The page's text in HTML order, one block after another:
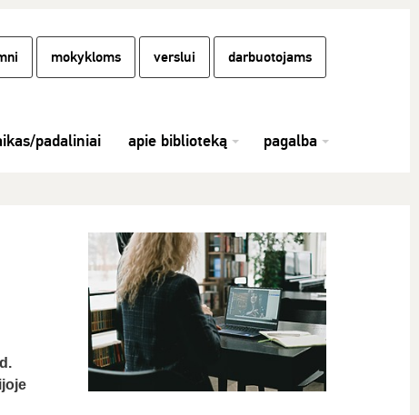
mokykloms verslui darbuotojams
padaliniai apie biblioteką pagalba